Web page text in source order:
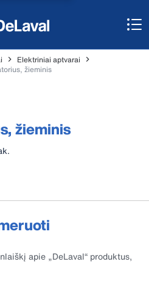
Elektriniai aptvarai
žieminis
žieminis
apie „DeLaval“ produktus,